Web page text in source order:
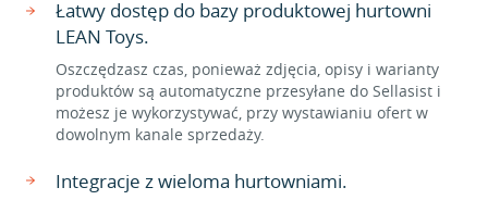
Łatwy dostęp do bazy produktowej hurtowni
LEAN Toys.
Oszczędzasz czas, ponieważ zdjęcia, opisy i warianty
produktów są automatyczne przesyłane do Sellasist i
możesz je wykorzystywać, przy wystawianiu ofert w
dowolnym kanale sprzedaży.
Integracje z wieloma hurtowniami.